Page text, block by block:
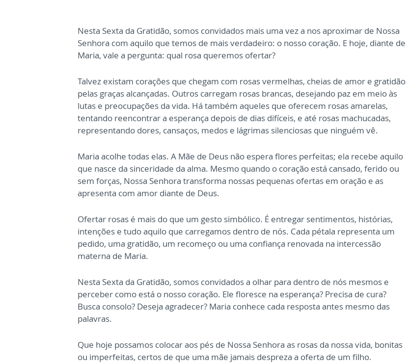
Nesta Sexta da Gratidão, somos convidados mais uma vez a nos aproximar de Nossa
Senhora com aquilo que temos de mais verdadeiro: o nosso coração. E hoje, diante de
Maria, vale a pergunta: qual rosa queremos ofertar?
Talvez existam corações que chegam com rosas vermelhas, cheias de amor e gratidão
pelas graças alcançadas. Outros carregam rosas brancas, desejando paz em meio às
lutas e preocupações da vida. Há também aqueles que oferecem rosas amarelas,
tentando reencontrar a esperança depois de dias difíceis, e até rosas machucadas,
representando dores, cansaços, medos e lágrimas silenciosas que ninguém vê.
Maria acolhe todas elas. A Mãe de Deus não espera flores perfeitas; ela recebe aquilo
que nasce da sinceridade da alma. Mesmo quando o coração está cansado, ferido ou
sem forças, Nossa Senhora transforma nossas pequenas ofertas em oração e as
apresenta com amor diante de Deus.
Ofertar rosas é mais do que um gesto simbólico. É entregar sentimentos, histórias,
intenções e tudo aquilo que carregamos dentro de nós. Cada pétala representa um
pedido, uma gratidão, um recomeço ou uma confiança renovada na intercessão
materna de Maria.
Nesta Sexta da Gratidão, somos convidados a olhar para dentro de nós mesmos e
perceber como está o nosso coração. Ele floresce na esperança? Precisa de cura?
Busca consolo? Deseja agradecer? Maria conhece cada resposta antes mesmo das
palavras.
Que hoje possamos colocar aos pés de Nossa Senhora as rosas da nossa vida, bonitas
ou imperfeitas, certos de que uma mãe jamais despreza a oferta de um filho.